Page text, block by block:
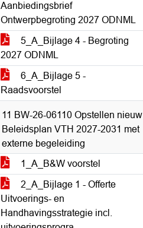
Aanbiedingsbrief
Ontwerpbegroting 2027 ODNML
5_A_Bijlage 4 - Begroting
2027 ODNML
6_A_Bijlage 5 -
Raadsvoorstel
11 BW-26-06110 Opstellen nieuw
Beleidsplan VTH 2027-2031 met
externe begeleiding
1_A_B&W voorstel
2_A_Bijlage 1 - Offerte
Uitvoerings- en
Handhavingsstrategie incl.